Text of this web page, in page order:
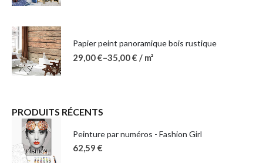
Papier peint panoramique bois rustique
29,00€–35,00€ / m²
PRODUITS RÉCENTS
Peinture par numéros - Fashion Girl
62,59 €